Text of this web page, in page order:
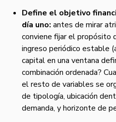
Define el objetivo
día uno: antes de mirar
conviene fijar el propósito
ingreso periódico estable
capital en una ventana
combinación ordenada?
el resto de variables se
de tipología, ubicación
demanda, y horizonte de